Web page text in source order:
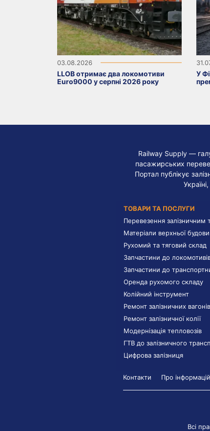
03.08.2026
LLOB отримає два локомотиви
Euro9000 у серпні 2026 року
У
Railway Supply —
пасажирських
Портал публікує
ТОВАРИ ТА ПОСЛУГИ
Перевезення залізничним
Матеріали верхньої будови
Рухомий та тяговий склад
Запчастини до
Запчастини до
Оренда рухомого складу
Колійний інструмент
Ремонт залізничних вагонів
Ремонт залізничної колії
Модернізація тепловозів
ГТВ до залізничного
Цифрова залізниця
Контакти Про
Всі